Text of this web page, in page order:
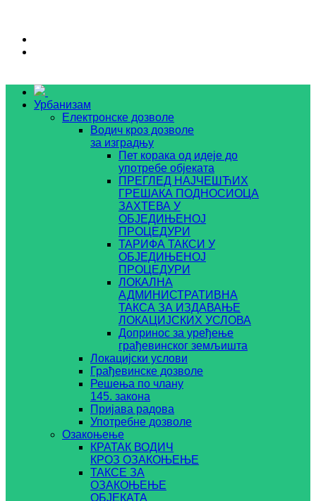
Урбанизам
Електронске дозволе
Водич кроз дозволе
за изградњу
Пет корака од идеје до
употребе објеката
ПРЕГЛЕД НАЈЧЕШЋИХ
ГРЕШАКА ПОДНОСИОЦА
ЗАХТЕВА У
ОБЈЕДИЊЕНОЈ
ПРОЦЕДУРИ
ТАРИФА ТАКСИ У
ОБЈЕДИЊЕНОЈ
ПРОЦЕДУРИ
ЛОКАЛНА
АДМИНИСТРАТИВНА
ТАКСА ЗА ИЗДАВАЊЕ
ЛОКАЦИЈСКИХ УСЛОВА
Допринос за уређење
грађевинског земљишта
Локацијски услови
Грађевинске дозволе
Решења по члану
145. закона
Пријава радова
Употребне дозволе
Озакоњење
КРАТАК ВОДИЧ
КРОЗ ОЗАКОЊЕЊЕ
ТАКСЕ ЗА
ОЗАКОЊЕЊЕ
ОБЈЕКАТА